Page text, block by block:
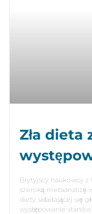
Zła dieta
Brytyjscy naukowcy
szeroką metaanalizę
diety składającej się
występowanie